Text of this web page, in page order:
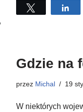
Tweetuj
Gdzie na
przez Michal 19
W niektórych